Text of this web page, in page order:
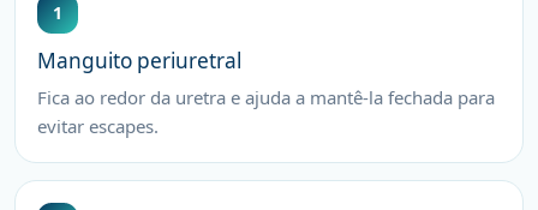
1
Manguito periuretral
Fica ao redor da uretra e ajuda a mantê-la fechada para
evitar escapes.